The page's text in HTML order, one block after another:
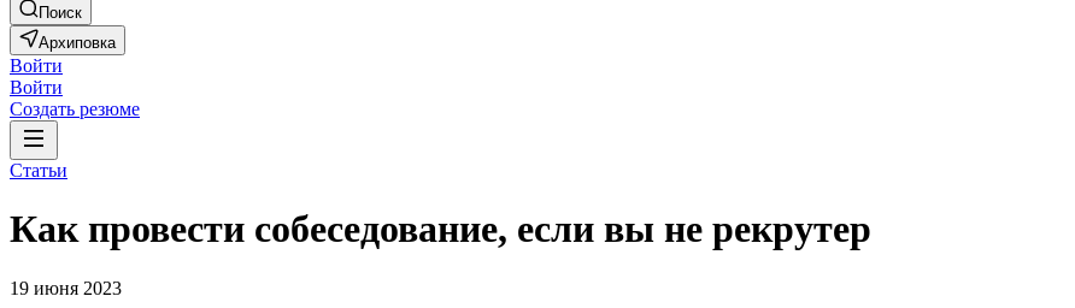
Поиск
Архиповка
Войти
Войти
Создать резюме
Статьи
Как провести собеседование, если вы не рекрутер
19 июня 2023